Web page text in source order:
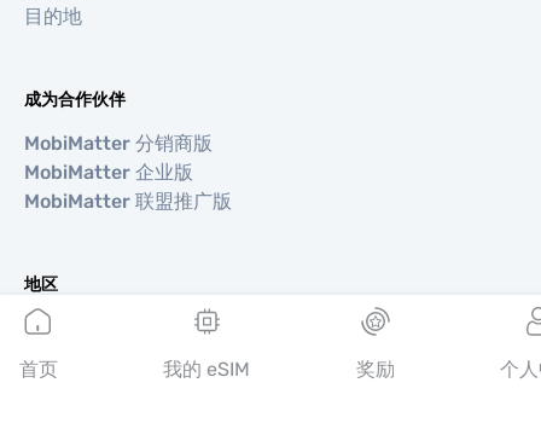
目的地
成为合作伙伴
MobiMatter 分销商版
MobiMatter 企业版
MobiMatter 联盟推广版
地区
欧洲 eSIM
亚洲 eSIM
美洲 eSIM
首页 我的 eSIM 奖励 个